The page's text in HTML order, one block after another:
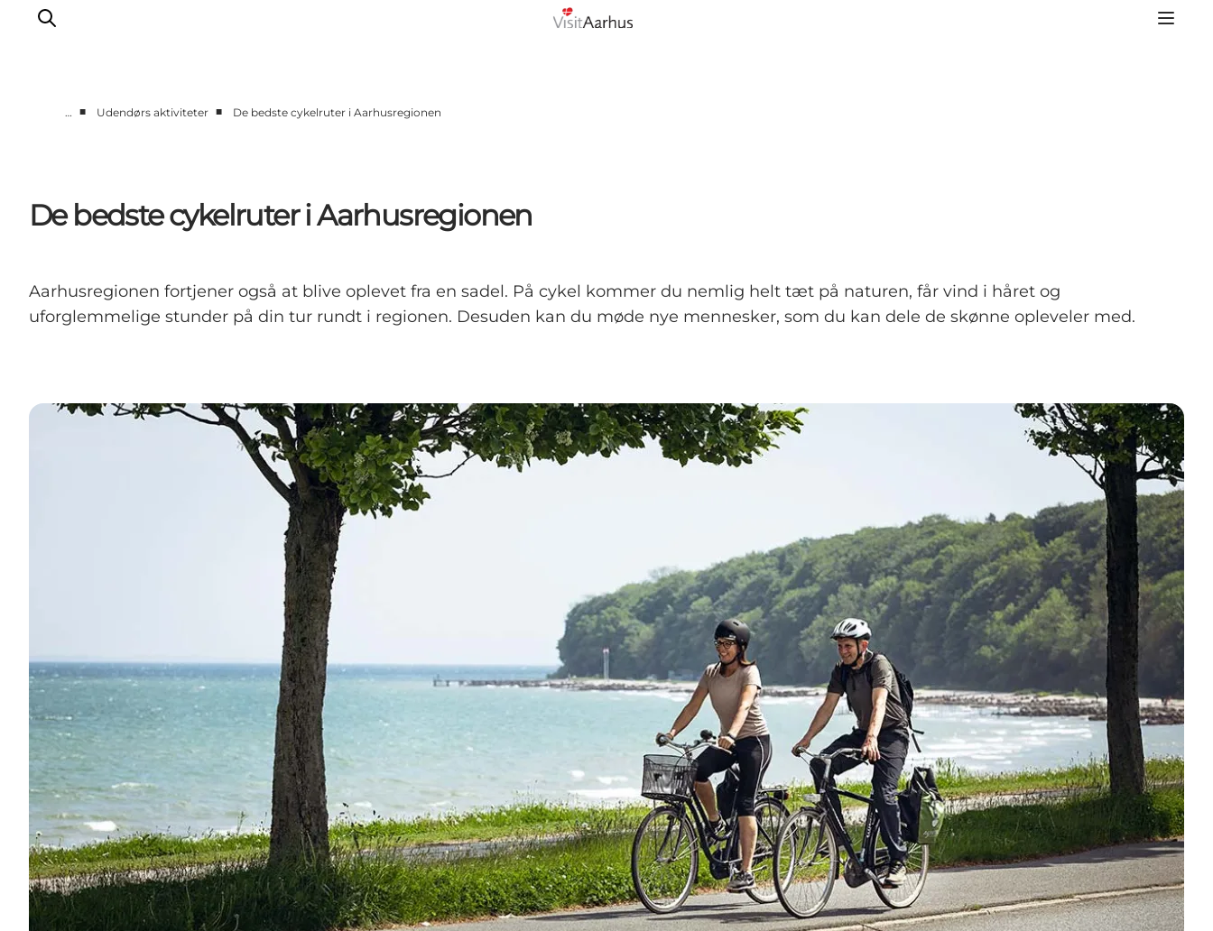
Byer og steder
Planlæg ferien
… ■ Udendørs aktiviteter ■ De bedste cykelruter i Aarhusregionen
De bedste cykelruter i Aarhusregionen
Aarhusregionen fortjener også at blive oplevet fra en sadel. På cykel kommer du nemlig helt tæt på naturen, får vind i håret og
uforglemmelige stunder på din tur rundt i regionen. Desuden kan du møde nye mennesker, som du kan dele de skønne opleveler med.